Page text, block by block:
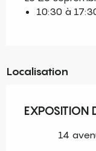
10:30 à
Localisation
EXPOSITION
14